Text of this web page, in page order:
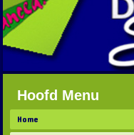
Hoofd Menu
Home